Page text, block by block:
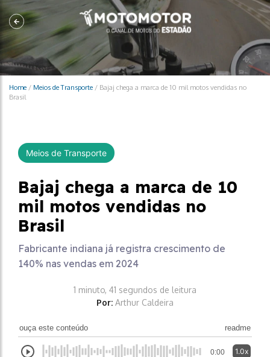
Home / Meios de Transporte / Bajaj chega a marca de 10 mil motos vendidas no
Brasil
Meios de Transporte
Bajaj chega a marca de 10
mil motos vendidas no
Brasil
Fabricante indiana já registra crescimento de
140% nas vendas em 2024
1 minuto, 41 segundos de leitura
Por: Arthur Caldeira
ouça este conteúdo readme
0:00 1.0x